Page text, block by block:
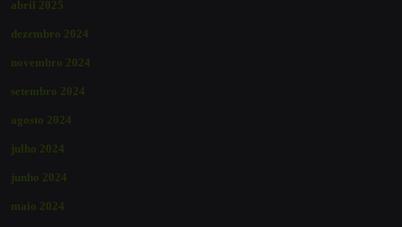
abril 2025
dezembro 2024
novembro 2024
setembro 2024
agosto 2024
julho 2024
junho 2024
maio 2024